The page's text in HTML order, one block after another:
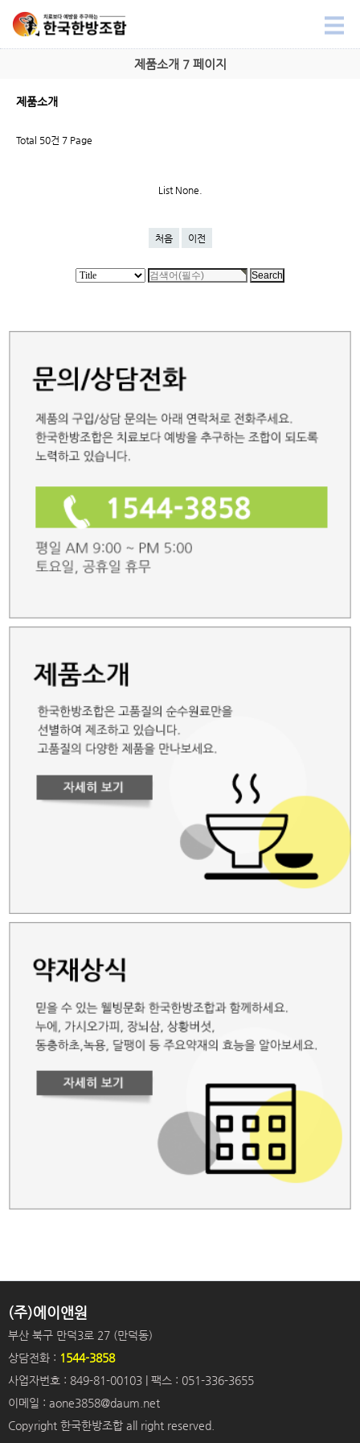
제품소개 7 페이지
제품소개
Total 50건 7 Page
List None.
처음 이전
(주)에이앤원
부산 북구 만덕3로 27 (만덕동)
상담전화 : 1544-3858
사업자번호 : 849-81-00103 | 팩스 : 051-336-3655
이메일 : aone3858@daum.net
Copyright 한국한방조합 all right reserved.